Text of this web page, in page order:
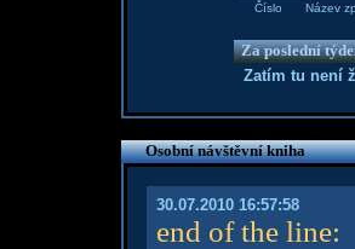
Číslo Název
Za poslední
Zatím tu není
Osobní návštěvní kniha
30.07.2010 16:57:58
end of the line: